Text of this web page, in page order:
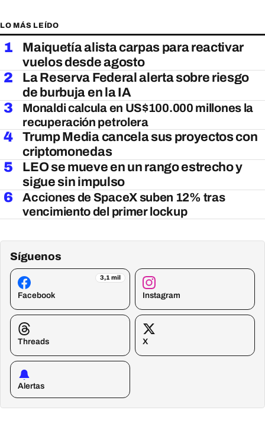
LO MÁS LEÍDO
1
Maiquetía alista carpas para reactivar
vuelos desde agosto
2
La Reserva Federal alerta sobre riesgo
de burbuja en la IA
3
Monaldi calcula en US$100.000 millones la
recuperación petrolera
4
Trump Media cancela sus proyectos con
criptomonedas
5
LEO se mueve en un rango estrecho y
sigue sin impulso
6
Acciones de SpaceX suben 12% tras
vencimiento del primer lockup
Síguenos
3,1 mil
Facebook Instagram
Threads X
Alertas